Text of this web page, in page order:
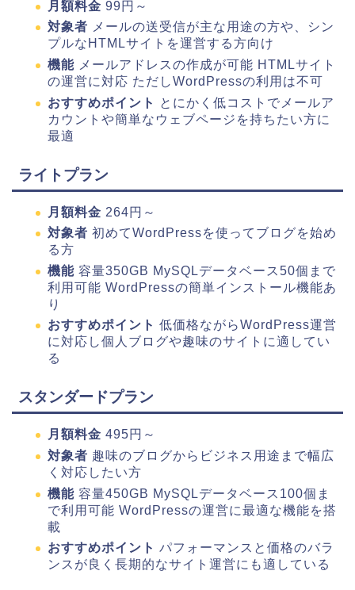
月額料金 99円～
対象者 メールの送受信が主な用途の方や、シン
プルなHTMLサイトを運営する方向け
機能 メールアドレスの作成が可能 HTMLサイト
の運営に対応 ただしWordPressの利用は不可
おすすめポイント
とにかく低コストでメールア
カウントや簡単なウェブページを持ちたい方に
最適
ライトプラン
月額料金 264円～
対象者 初めてWordPressを使ってブログを始め
る方
機能 容量350GB MySQLデータベース50個まで
利用可能 WordPressの簡単インストール機能あ
り
おすすめポイント 低価格ながらWordPress運営
に対応し個人ブログや趣味のサイトに適してい
る
スタンダードプラン
月額料金 495円～
対象者 趣味のブログからビジネス用途まで幅広
く対応したい方
機能 容量450GB MySQLデータベース100個ま
で利用可能 WordPressの運営に最適な機能を搭
載
おすすめポイント パフォーマンスと価格のバラ
ンスが良く長期的なサイト運営にも適している